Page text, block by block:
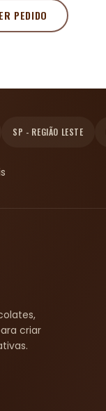
PEDIDO
SP - REGIÃO LESTE
criar